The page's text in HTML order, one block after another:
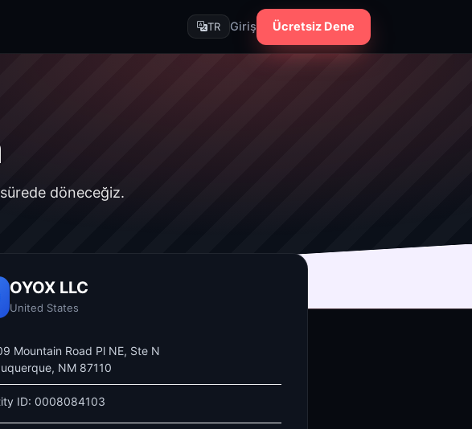
TR Giriş Ücretsiz Dene
sürede döneceğiz.
OYOX LLC
United States
Mountain Road Pl NE, Ste N
NM 87110
ID: 0008084103